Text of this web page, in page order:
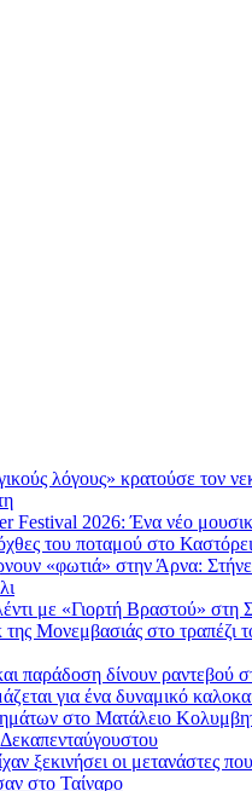
λόγους» κρατούσε τον
Festival 2026: Ένα νέο
όχθες του ποταμού στο
«φωτιά» στην Άρνα:
με «Γιορτή Βραστού» στη
της Μονεμβασιάς στο τραπέζι
παράδοση δίνουν ραντεβού
για ένα δυναμικό
στο Ματάλειο
ξεκινήσει οι μετανάστες που
στο Ταίναρο